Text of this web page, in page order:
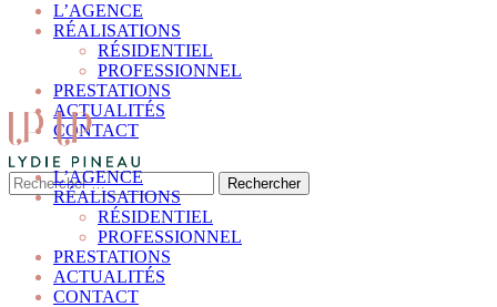
L’AGENCE
RÉALISATIONS
RÉSIDENTIEL
PROFESSIONNEL
PRESTATIONS
ACTUALITÉS
CONTACT
L’AGENCE
RÉALISATIONS
RÉSIDENTIEL
PROFESSIONNEL
PRESTATIONS
ACTUALITÉS
CONTACT